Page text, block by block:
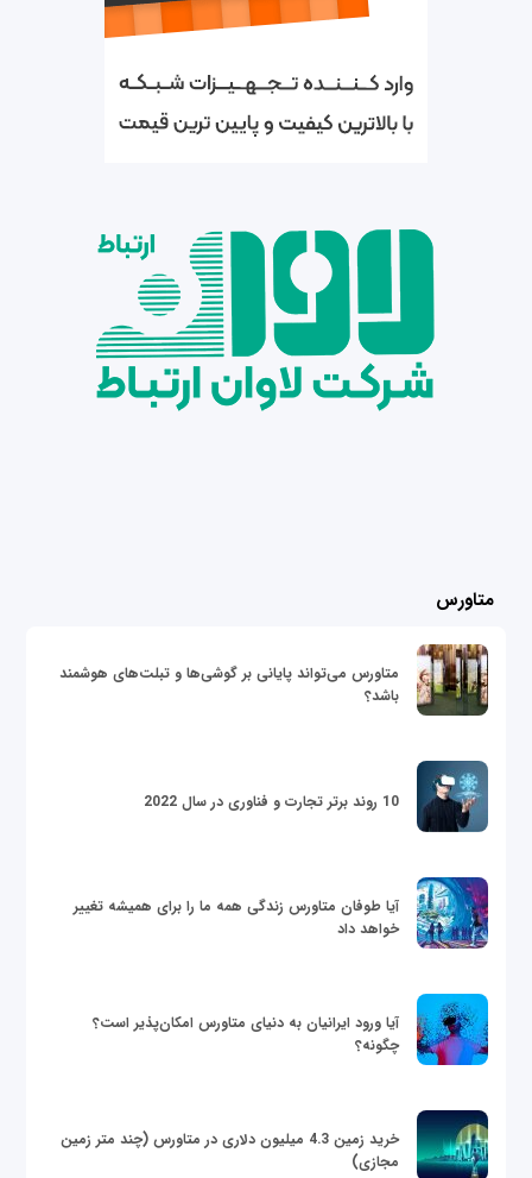
متاورس
متاورس می‌تواند پایانی بر گوشی‌ها و تبلت‌های هوشمند
باشد؟
10 روند برتر تجارت و فناوری در سال 2022
آیا طوفان متاورس زندگی همه ما را برای همیشه تغییر
خواهد داد
آیا ورود ایرانیان به دنیای متاورس امکان‌پذیر است؟
چگونه؟
خرید زمین 4.3 میلیون دلاری در متاورس (چند متر زمین
مجازی)